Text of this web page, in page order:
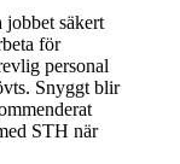
jobbet säkert
för
personal
Snyggt blir
STH när